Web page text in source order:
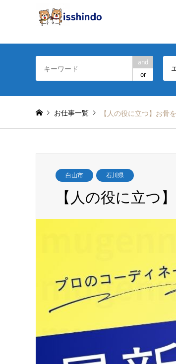
and
or
お仕事一覧 【人の役に立つ】お骨
白山市 石川県
【人の役に立つ